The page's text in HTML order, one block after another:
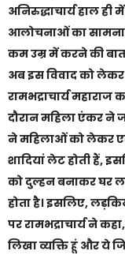
अनिरुद्धाचार्य हाल
आलोचनाओं का सामना
कम उम्र में करने की बात
अब इस विवाद को लेकर
रामभद्राचार्य
दौरान महिला एंकर ने
ने महिलाओं को लेकर
शादियां लेट होती हैं,
को दुल्हन बनाकर घर
होता है। इसलिए,
पर रामभद्राचार्य ने
लिखा व्यक्ति हूं और ये